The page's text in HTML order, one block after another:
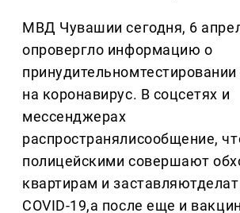
МВД Чувашии сегодня, 6
опровергло информацию о
на коронавирус. В соцсетях и
мессенджерах
распространялисообщение,
полицейскими совершают
квартирам и
COVID-19,а после еще и